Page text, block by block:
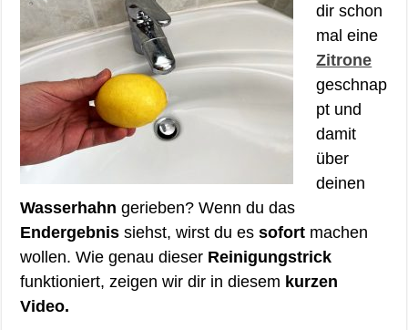
dir schon
mal eine
Zitrone
geschnap
pt und
damit
über
deinen
Wasserhahn gerieben? Wenn du das
Endergebnis siehst, wirst du essofort machen
wollen. Wie genau dieser Reinigungstrick
funktioniert, zeigen wir dir in diesem kurzen
Video.